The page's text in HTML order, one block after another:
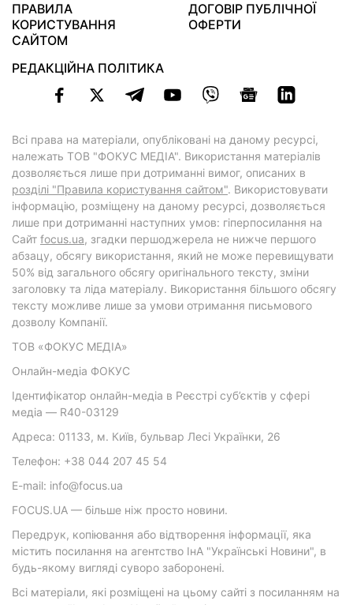
ПРАВИЛА
КОРИСТУВАННЯ
САЙТОМ
ДОГОВІР ПУБЛІЧНОЇ
ОФЕРТИ
РЕДАКЦІЙНА ПОЛІТИКА
Всі права на матеріали, опубліковані на даному ресурсі,
належать ТОВ "ФОКУС МЕДІА". Використання матеріалів
дозволяється лише при дотриманні вимог, описаних в
розділі "Правила користування сайтом". Використовувати
інформацію, розміщену на даному ресурсі, дозволяється
лише при дотриманні наступних умов: гіперпосилання на
Cайт focus.ua, згадки першоджерела не нижче першого
абзацу, обсягу використання, який не може перевищувати
50% від загального обсягу оригінального тексту, зміни
заголовку та ліда матеріалу. Використання більшого обсягу
тексту можливе лише за умови отримання письмового
дозволу Компанії.
ТОВ «ФОКУС МЕДІА»
Онлайн-медіа ФОКУС
Ідентифікатор онлайн-медіа в Реєстрі суб’єктів у сфері
медіа — R40-03129
Адреса: 01133, м. Київ, бульвар Лесі Українки, 26
Телефон: +38 044 207 45 54
E-mail: info@focus.ua
FOCUS.UA — більше ніж просто новини.
Передрук, копіювання або відтворення інформації, яка
містить посилання на агентство ІнА "Українські Новини", в
будь-якому вигляді суворо заборонені.
Всі матеріали, які розміщені на цьому сайті з посиланням на